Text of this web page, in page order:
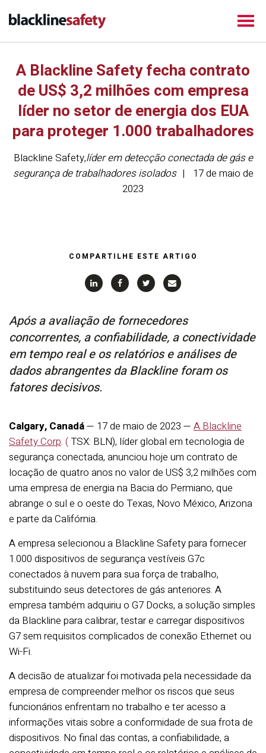
A Blackline Safety fecha contrato
de US$ 3,2 milhões com empresa
líder no setor de energia dos EUA
para proteger 1.000 trabalhadores
Blackline Safety,líder em detecção conectada de gás e
segurança de trabalhadores isolados
17 de maio de
2023
COMPARTILHE ESTE ARTIGO
Após a avaliação de fornecedores
concorrentes, a confiabilidade, a conectividade
em tempo real e os relatórios e análises de
dados abrangentes da Blackline foram os
fatores decisivos.
Calgary, Canadá— 17 de maio de 2023 — A Blackline
Safety Corp. (TSX: BLN), líder global em tecnologia de
segurança conectada, anunciou hoje um contrato de
locação de quatro anos no valor de US$ 3,2 milhões com
uma empresa de energia na Bacia do Permiano, que
abrange o sul e o oeste do Texas, Novo México, Arizona
e parte da Califórnia.
A empresa selecionou a Blackline Safety para fornecer
1.000 dispositivos de segurança vestíveis G7c
conectados à nuvem para sua força de trabalho,
substituindo seus detectores de gás anteriores. A
empresa também adquiriu o G7 Docks, a solução simples
da Blackline para calibrar, testar e carregar dispositivos
G7 sem requisitos complicados de conexão Ethernet ou
Wi-Fi.
A decisão de atualizar foi motivada pela necessidade da
empresa de compreender melhor os riscos que seus
funcionários enfrentam no trabalho e ter acesso a
informações vitais sobre a conformidade de sua frota de
dispositivos. No final das contas, a confiabilidade, a